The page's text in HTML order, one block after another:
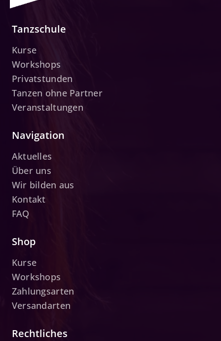
Tanzschule
Kurse
Workshops
Privatstunden
Tanzen ohne Partner
Veranstaltungen
Navigation
Aktuelles
Über uns
Wir bilden aus
Kontakt
FAQ
Shop
Kurse
Workshops
Zahlungsarten
Versandarten
Rechtliches